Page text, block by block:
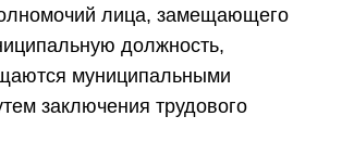
лица, замещающего
должность,
муниципальными
заключения трудового